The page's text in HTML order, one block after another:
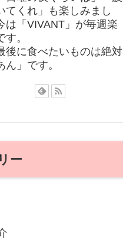
てくれ」も楽しみまし
は「VIVANT」が毎週楽
す。
後に食べたいものは絶対
ん」です。
ー